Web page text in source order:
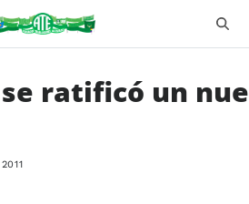
se ratificó un